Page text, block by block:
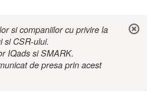
si companiilor cu privire la
si CSR-ului.
IQads si SMARK.
de presa prin acest